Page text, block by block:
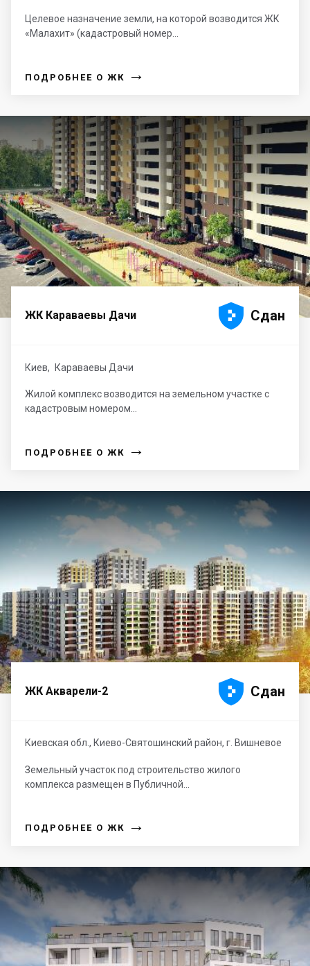
Целевое назначение земли, на которой возводится ЖК
«Малахит» (кадастровый номер...
ПОДРОБНЕЕ О ЖК →
ЖК Караваевы Дачи 



 Сдан
Киев, Караваевы Дачи
Жилой комплекс возводится на земельном участке с
кадастровым номером...
ПОДРОБНЕЕ О ЖК →
ЖК Акварели-2 



 Сдан
Киевская обл., Киево-Святошинский район, г. Вишневое
Земельный участок под строительство жилого
комплекса размещен в Публичной...
ПОДРОБНЕЕ О ЖК →